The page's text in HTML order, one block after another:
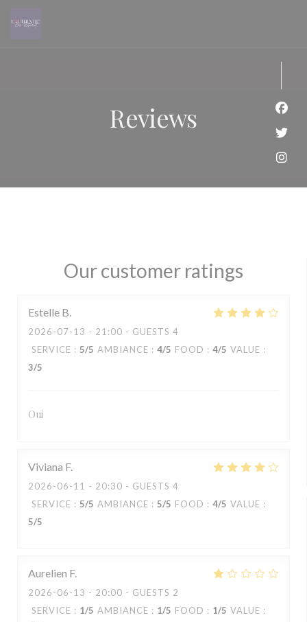
Reviews
Our customer ratings
Estelle B
2026-07-13 - 21:00 - GUESTS 4
SERVICE : 5/5 AMBIANCE : 4/5 FOOD : 4/5 VALUE :
3/5
Oui
Viviana F
2026-06-11 - 20:30 - GUESTS 4
SERVICE : 5/5 AMBIANCE : 5/5 FOOD : 4/5 VALUE :
5/5
Aurelien F
2026-06-13 - 20:00 - GUESTS 2
SERVICE : 1/5 AMBIANCE : 1/5 FOOD : 1/5 VALUE :